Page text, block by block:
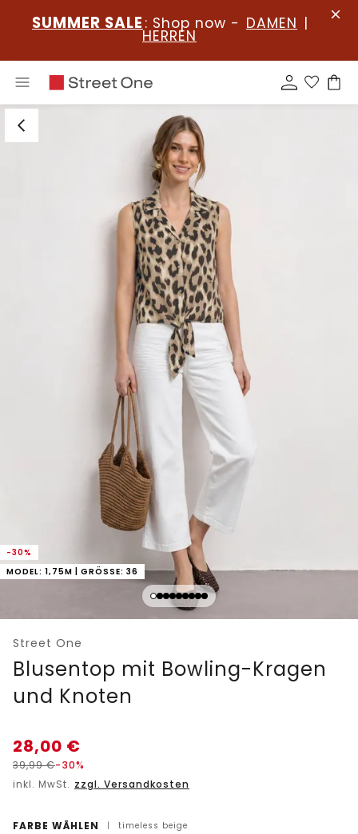
SUMMER SALE : Shop now - DAMEN |
HERREN
-30%
MODEL: 1,75M | GRÖSSE: 36
Street One
Blusentop mit Bowling-Kragen
und Knoten
28,00 €
39,99€-30%
inkl. MwSt. zzgl. Versandkosten
FARBE WÄHLEN | timeless beige